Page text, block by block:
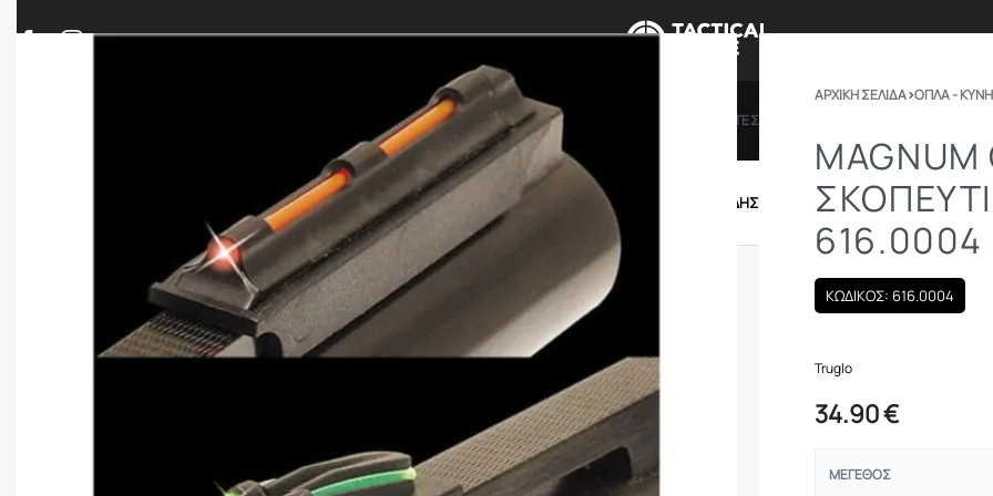
ΝΕΕΣ ΑΦΙΞΕΙΣ ΠΡΟΣΦΟΡΕΣ ΔΩΡΟΚΑΡΤΕΣ
ΟΠΛΑ – ΚΥΝΗΓΙ – ΣΚΟΠΟΒΟΛΗ ΑΕΡΟΒΟΛΑ – AIRSOFT ΕΝΔΥΣΗ – ΥΠΟΔΗΣΗ ΕΞΟΠΛΙΣΜΟΣ
ΑΡΧΙΚΉ ΣΕΛΊΔΑ›ΟΠΛΑ -
MAGNUM
616.0004
ΚΩΔΙΚΟΣ: 616.0004
Truglo
34.90€
ΜΈΓΕΘΟΣ